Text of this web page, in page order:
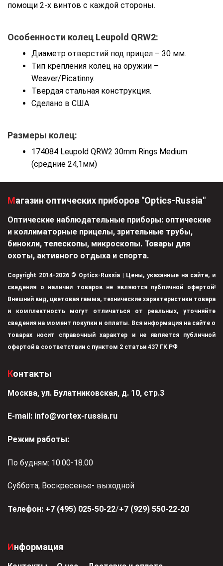
помощи 2-х винтов с каждой стороны.
Особенности колец Leupold QRW2:
Диаметр отверстий под прицел – 30 мм.
Тип крепления колец на оружии –
Weaver/Picatinny.
Твердая стальная конструкция.
Сделано в США
Размеры колец:
174084 Leupold QRW2 30mm Rings Medium
(средние 24,1мм)
Магазин оптических приборов "Optics-Russia"
Оптические наблюдательные приборы: оптические
и коллиматорные прицелы, зрительные трубы,
бинокли, телескопы, микроскопы. Товары для
охоты, активного отдыха и спорта.
Copyright 2014-2026 © Optics-Russia | Цены, указанные на сайте, и
сведения о наличии товаров не являются публичной офертой!
Внешний вид, цветовая гамма, технические характеристики товара
и комплектность могут отличаться от реальных, уточняйте
сведения на момент покупки и оплаты. Вся информация на сайте о
товарах носит справочный характер и не является публичной
офертой в соответствии с пунктом 2 статьи 437 ГК РФ
Контакты
Москва, ул. Булатниковская, д. 10, стр.3
Е-mail: info@vortex-russia.ru
Режим работы:
По будням: 10.00-18.00
Суббота, Воскресенье- выходной
Телефон: +7 (495) 025-50-22/+7 (929) 550-22-20
Информация